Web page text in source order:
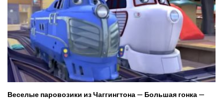
Веселые паровозики из Чаггингтона — Большая гонка —